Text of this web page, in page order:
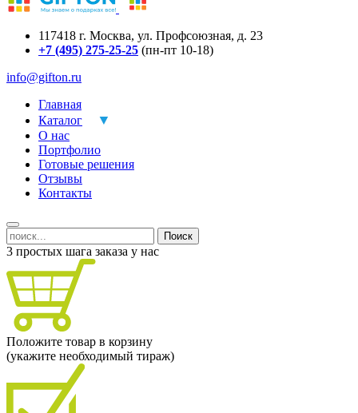
117418 г. Москва, ул. Профсоюзная, д. 23
+7 (495) 275-25-25 (пн-пт 10-18)
info@gifton.ru
Главная
Каталог
О нас
Портфолио
Готовые решения
Отзывы
Контакты
Поиск
3 простых шага заказа у нас
Положите товар в корзину
(укажите необходимый тираж)